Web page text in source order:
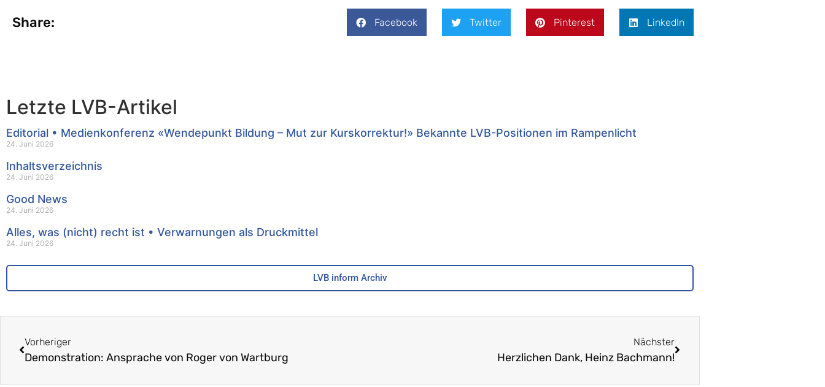
Share: Facebook Twitter Pinterest LinkedIn
Letzte LVB-Artikel
Editorial • Medienkonferenz «Wendepunkt Bildung – Mut zur Kurskorrektur!» Bekannte LVB-Positionen im Rampenlicht
24. Juni 2026
Inhaltsverzeichnis
24. Juni 2026
Good News
24. Juni 2026
Alles, was (nicht) recht ist • Verwarnungen als Druckmittel
24. Juni 2026
LVB inform Archiv
Vorheriger
Demonstration: Ansprache von Roger von Wartburg
Nächster
Herzlichen Dank, Heinz Bachmann!